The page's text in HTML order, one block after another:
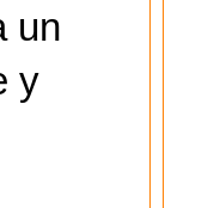
un
y